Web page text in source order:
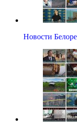
Новости